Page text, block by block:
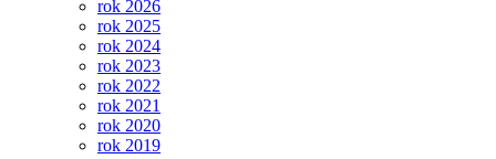
rok 2026
rok 2025
rok 2024
rok 2023
rok 2022
rok 2021
rok 2020
rok 2019